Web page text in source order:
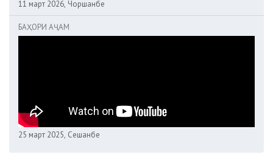
11 март 2026, Чоршанбе
БАҲОРИ АҶАМ
25 март 2025, Сешанбе